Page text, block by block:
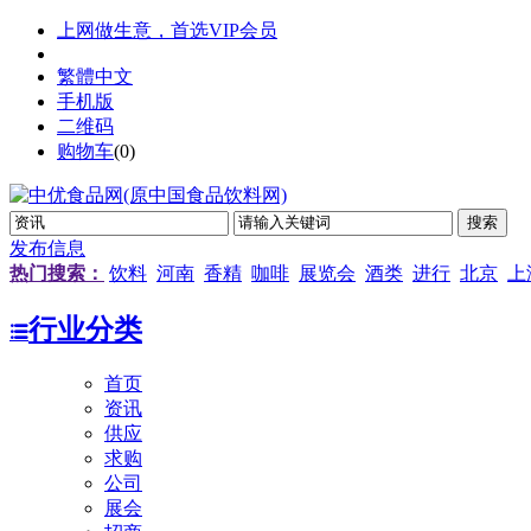
上网做生意，首选VIP会员
繁體中文
手机版
二维码
购物车(0)
发布信息
热门搜索： 饮料 河南 香精 咖啡 展览会 酒类 进行 北京
行业分类
首页
资讯
供应
求购
公司
展会